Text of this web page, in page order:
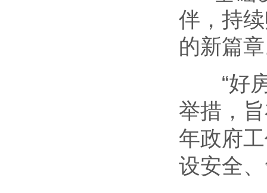
伴，持
的新篇
“好
举措，
年政府
设安全